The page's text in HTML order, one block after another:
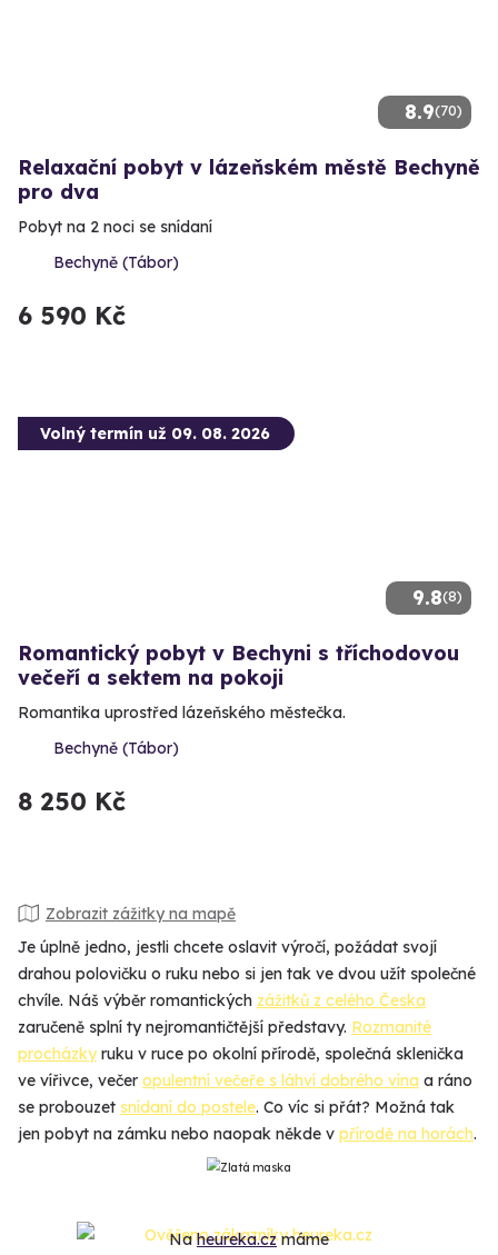
8.9(70)
Relaxační pobyt v lázeňském městě Bechyně
pro dva
Pobyt na 2 noci se snídaní
Bechyně (Tábor)
6 590 Kč
9.8(8)
Volný termín už 09. 08. 2026
Romantický pobyt v Bechyni s tříchodovou
večeří a sektem na pokoji
Romantika uprostřed lázeňského městečka.
Bechyně (Tábor)
8 250 Kč
Zobrazit zážitky na mapě
Je úplně jedno, jestli chcete oslavit výročí, požádat svojí
drahou polovičku o ruku nebo si jen tak ve dvou užít společné
chvíle. Náš výběr romantických zážitků z celého Česka
zaručeně splní ty nejromantičtější představy. Rozmanité
procházky ruku v ruce po okolní přírodě, společná sklenička
ve vířivce, večer opulentní večeře s láhví dobrého vína a ráno
se probouzet snídaní do postele. Co víc si přát? Možná tak
jen pobyt na zámku nebo naopak někde v přírodě na horách.
Naheureka.czmáme